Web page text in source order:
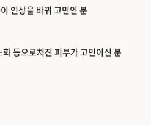
인상을 바꿔 고민인 분
등으로처진 피부가 고민이신 분